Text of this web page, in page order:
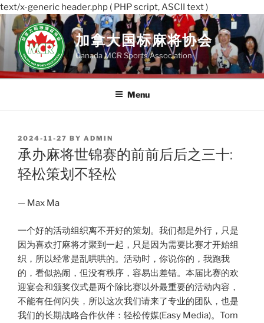
text/x-generic header.php ( PHP script, ASCII text )
Skip
content
加拿大国标麻将协会
Canada MCR Sports Association
Menu
POSTED
ON
2024-11-27 BY ADMIN
承办麻将世锦赛的前前后后之三十:
轻松策划不轻松
— Max Ma
一个好的活动组织离不开好的策划。我们都是外行，只是
因为喜欢打麻将才聚到一起，只是因为需要比赛才开始组
织，所以经常是乱哄哄的。活动时，你说你的，我跑我
的，看似热闹，但没有秩序，容易出差错。本届比赛的欢
迎宴会和颁奖仪式是两个除比赛以外最重要的活动内容，
不能有任何闪失，所以这次我们请来了专业的团队，也是
我们的长期战略合作伙伴：轻松传媒(Easy Media)。Tom